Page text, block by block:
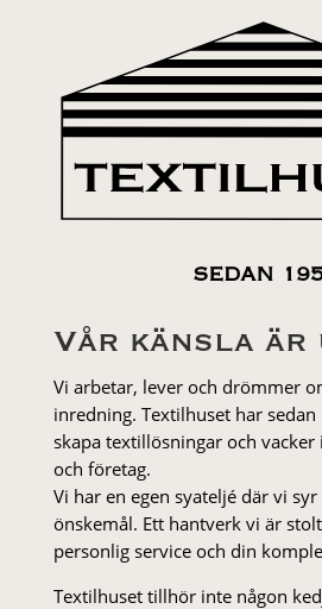
SEDAN
Vår känsla är
Vi arbetar, lever och drömmer
inredning. Textilhuset har
skapa textillösningar och
och företag.
Vi har en egen syateljé där vi
önskemål. Ett hantverk vi är
personlig service och din
Textilhuset tillhör inte någon